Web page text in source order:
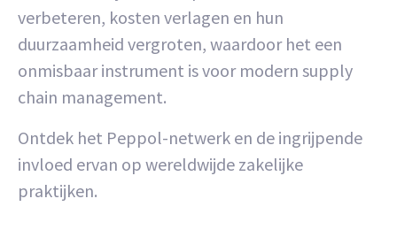
verbeteren, kosten verlagen en hun
duurzaamheid vergroten, waardoor het een
onmisbaar instrument is voor modern supply
chain management.
Ontdek het Peppol-netwerk en de ingrijpende
invloed ervan op wereldwijde zakelijke
praktijken.